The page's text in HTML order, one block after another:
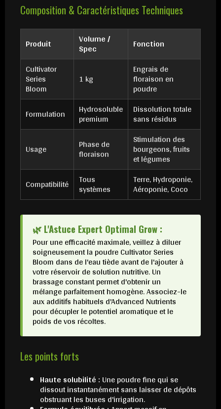
Composition & Caractéristiques Techniques
Produit Volume /
Spec
Fonction
Cultivator
Series
Bloom
1 kg
Engrais de
floraison en
poudre
Formulation
Hydrosoluble
premium
Dissolution totale
sans résidus
Usage Phase de
floraison
Stimulation des
bourgeons, fruits
et légumes
Compatibilité
Tous
systèmes
Terre, Hydroponie,
Aéroponie, Coco
🌿 L'Astuce Expert Optimal Grow :
Pour une efficacité maximale, veillez à diluer
soigneusement la poudre Cultivator Series
Bloom dans de l'eau tiède avant de l'ajouter à
votre réservoir de solution nutritive. Un
brassage constant permet d'obtenir un
mélange parfaitement homogène. Associez-le
aux additifs habituels d'Advanced Nutrients
pour décupler le potentiel aromatique et le
poids de vos récoltes.
Les points forts
Haute solubilité : Une poudre fine qui se
dissout instantanément sans laisser de dépôts
obstruant les buses d'irrigation.